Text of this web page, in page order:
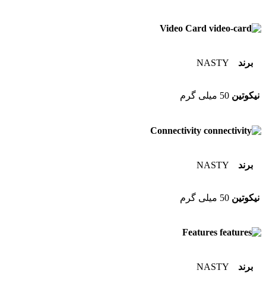
Video Card
برند NASTY
نیکوتین 50 میلی گرم
Connectivity
برند NASTY
نیکوتین 50 میلی گرم
Features
برند NASTY